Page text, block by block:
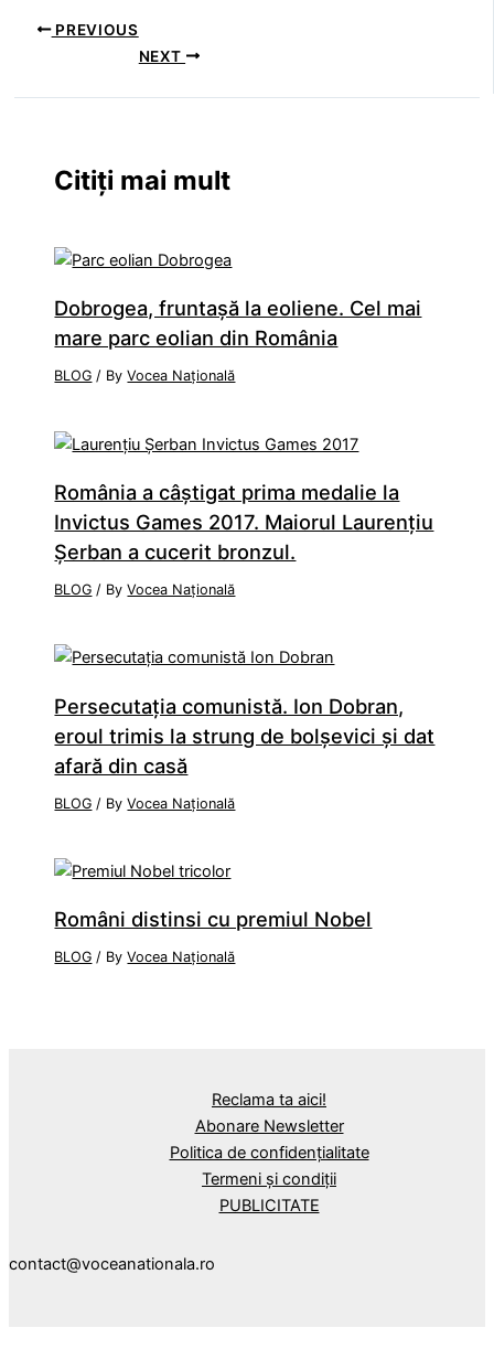
PREVIOUS
NEXT
Citiți mai mult
Dobrogea, fruntaşă la eoliene. Cel mai
mare parc eolian din România
BLOG / ByVocea Națională
România a câştigat prima medalie la
Invictus Games 2017. Maiorul Laurenţiu
Şerban a cucerit bronzul.
BLOG / ByVocea Națională
Persecutaţia comunistă. Ion Dobran,
eroul trimis la strung de bolşevici şi dat
afară din casă
BLOG / ByVocea Națională
Români distinsi cu premiul Nobel
BLOG / ByVocea Națională
Reclama ta aici!
Abonare Newsletter
Politica de confidențialitate
Termeni și condiții
PUBLICITATE
contact@voceanationala.ro